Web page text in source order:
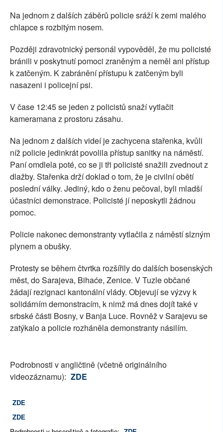
Na jednom z dalších záběrů policie sráží k zemi malého
chlapce s rozbitým nosem.
Později zdravotnický personál vypověděl, že mu policisté
bránili v poskytnutí pomoci zraněným a neměl ani přístup
k zatčeným. K zabránění přístupu k zatčeným byli
nasazeni i policejní psi.
V čase 12:45 se jeden z policistů snaží vytlačit
kameramana z prostoru zásahu.
Na jednom z dalších videí je zachycena stařenka, kvůli
níž policie jedinkrát povolila přístup sanitky na náměstí.
Paní omdlela poté, co se ji tři policisté snažili zvednout z
dlažby. Stařenka drží doklad o tom, že je civilní obětí
poslední války. Jediný, kdo o ženu pečoval, byli mladší
účastníci demonstrace. Policisté jí neposkytli žádnou
pomoc.
Policie nakonec demonstranty vytlačila z náměstí slzným
plynem a obušky.
Protesty se během čtvrtka rozšířily do dalších bosenských
měst, do Sarajeva, Bihaće, Zenice. V Tuzle občané
žádají rezignaci kantonální vlády. Objevují se výzvy k
solidárním demonstracím, k nimž má dnes dojít také v
srbské části Bosny, v Banja Luce. Rovněž v Sarajevu se
zatýkalo a policie rozháněla demonstranty násilím.
Podrobnosti v angličtině (včetně originálního
videozáznamu): ZDE
ZDE
ZDE